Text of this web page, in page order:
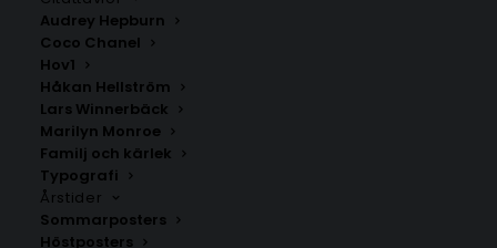
Audrey Hepburn
Coco Chanel
Hov1
Håkan Hellström
Lars Winnerbäck
Marilyn Monroe
Familj och kärlek
Typografi
Årstider
Sommarposters
Höstposters